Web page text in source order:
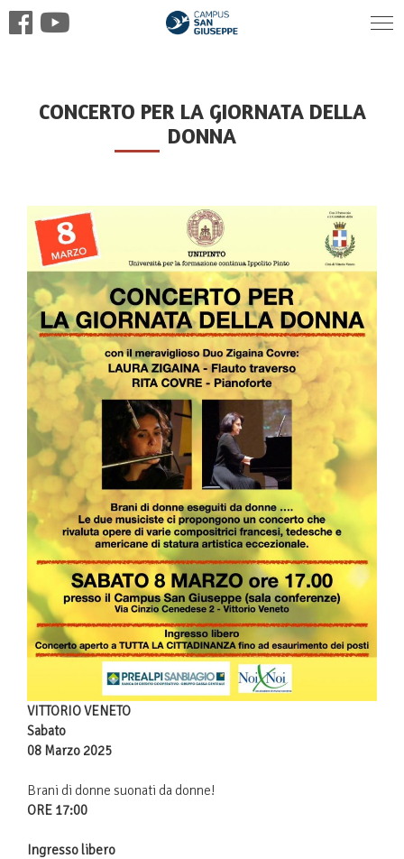
CONCERTO PER LA GIORNATA DELLA
DONNA
VITTORIO VENETO
Sabato
08 Marzo 2025
Brani di donne suonati da donne!
ORE 17:00
Ingresso libero